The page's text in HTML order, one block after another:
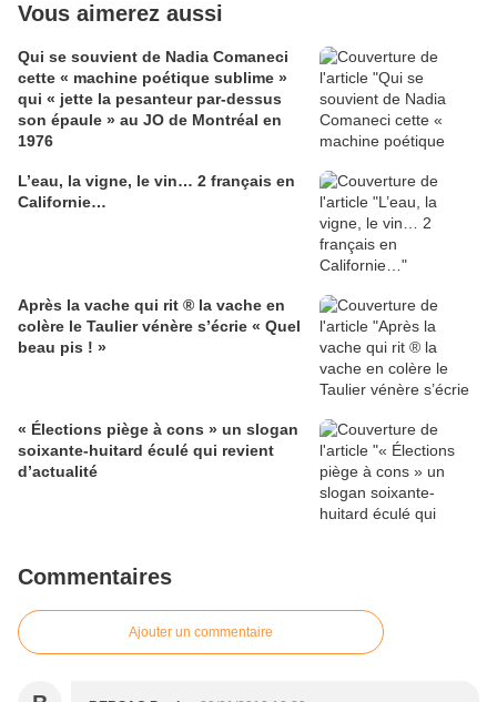
Vous aimerez aussi
Qui se souvient de Nadia Comaneci
cette « machine poétique sublime »
qui « jette la pesanteur par-dessus
son épaule » au JO de Montréal en
1976
L’eau, la vigne, le vin… 2 français en
Californie…
Après la vache qui rit ® la vache en
colère le Taulier vénère s’écrie « Quel
beau pis ! »
« Élections piège à cons » un slogan
soixante-huitard éculé qui revient
d’actualité
Commentaires
Ajouter un commentaire